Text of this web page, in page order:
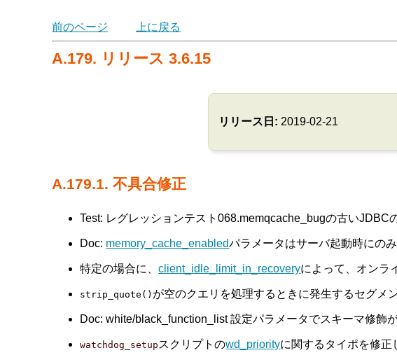
前のページ
上に戻る
A.179. リリース 3.6.15
リリース日: 2019-02-21
A.179.1. 不具合修正
Test: レグレッションテスト068.memqcache_bugの古い
Doc: memory_cache_enabledパラメータはサーバ起動時にの
特定の場合に、client_idle_limit_in_recoveryによって、オンラ
strip_quote() が空のクエリを処理するときに発生するセグメ
Doc: white/black_function_list 設定パラメータでスキーマ修飾
watchdog_setup スクリプトのwd_priorityに関するタイポを修正